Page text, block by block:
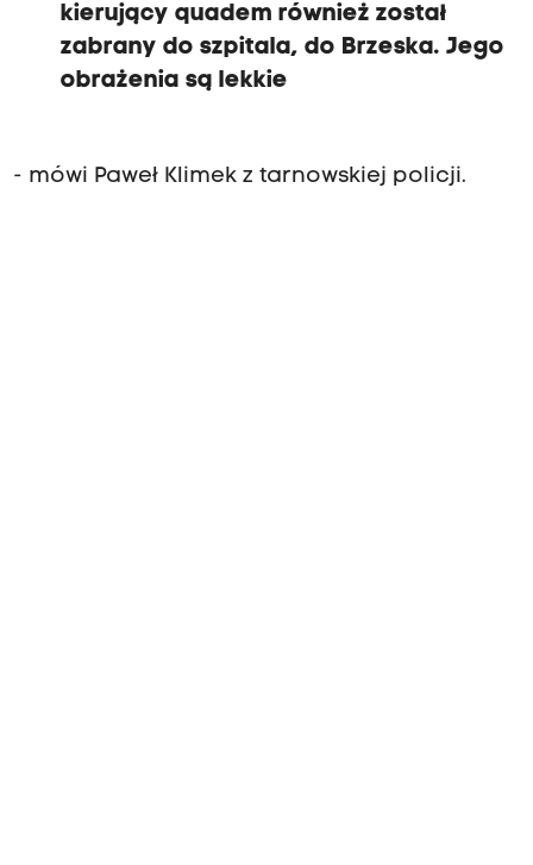
kierujący quadem również został
zabrany do szpitala, do Brzeska. Jego
obrażenia są lekkie
- mówi Paweł Klimek z tarnowskiej policji.